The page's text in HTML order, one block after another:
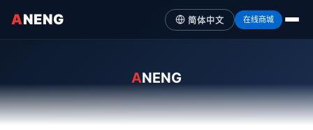
ANENG 简体中文 在线商城
ANENG